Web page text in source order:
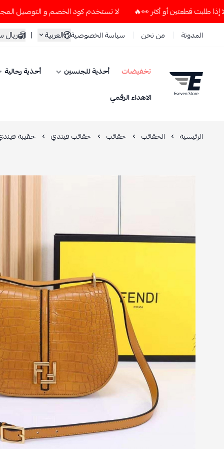
لا تستخدم كود الخصم و التوصيل المجاني " N7 " إلا إذا طلبت قطعتين أو أكثر 👀🔥
المدونة من نحن سياسة الخصوصية العربية |
ESEVEN STORE
تخفيضات أحذية للجنسين أحذية رجالية
الاهداء الرقمي
الرئيسية الحقائب حقائب حقائب فيندي حقيبة